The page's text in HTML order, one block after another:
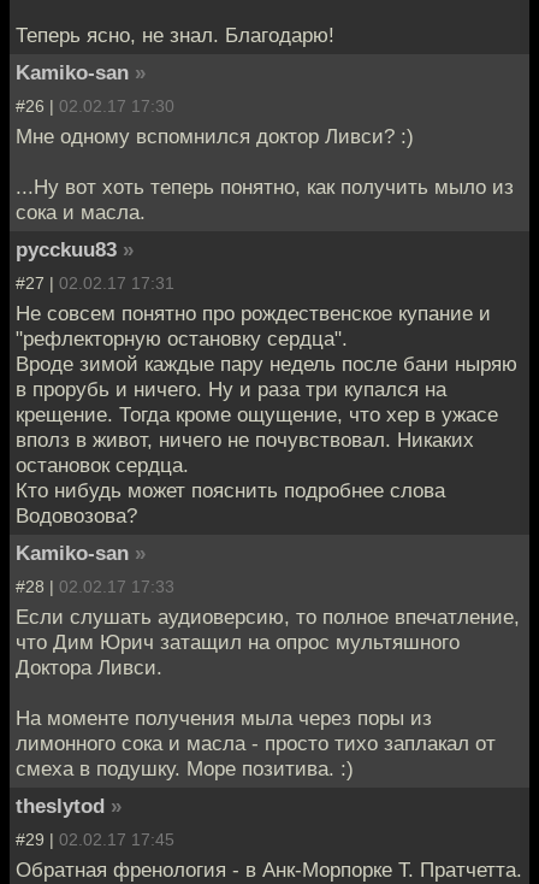
Теперь ясно, не знал. Благодарю!
Kamiko-san »
#26 | 02.02.17 17:30
Мне одному вспомнился доктор Ливси? :)
...Ну вот хоть теперь понятно, как получить мыло из
сока и масла.
pycckuu83 »
#27 | 02.02.17 17:31
Не совсем понятно про рождественское купание и
"рефлекторную остановку сердца".
Вроде зимой каждые пару недель после бани ныряю
в прорубь и ничего. Ну и раза три купался на
крещение. Тогда кроме ощущение, что хер в ужасе
вполз в живот, ничего не почувствовал. Никаких
остановок сердца.
Кто нибудь может пояснить подробнее слова
Водовозова?
Kamiko-san »
#28 | 02.02.17 17:33
Если слушать аудиоверсию, то полное впечатление,
что Дим Юрич затащил на опрос мультяшного
Доктора Ливси.
На моменте получения мыла через поры из
лимонного сока и масла - просто тихо заплакал от
смеха в подушку. Море позитива. :)
theslytod »
#29 | 02.02.17 17:45
Обратная френология - в Анк-Морпорке Т. Пратчетта.